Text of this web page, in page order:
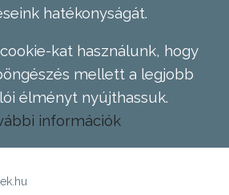
hatékonyságát.
kat használunk, hogy
mellett a legjobb
élményt nyújthassuk.
információk